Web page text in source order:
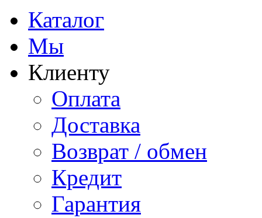
Каталог
Мы
Клиенту
Оплата
Доставка
Возврат / обмен
Кредит
Гарантия